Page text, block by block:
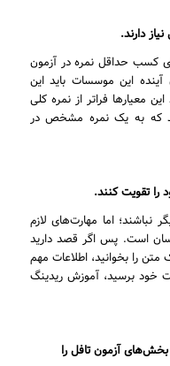
دارند.
کسب حداقل نمره در آزمون
آینده این موسسات باید این
معیارها فراتر از نمره کلی
که به یک نمره مشخص در
را تقویت کنند.
نباشند؛ اما مهارت‌های لازم
است. پس اگر قصد دارید
را بخوانید، اطلاعات مهم
خود برسید، آموزش ریدینگ
آزمون تافل را